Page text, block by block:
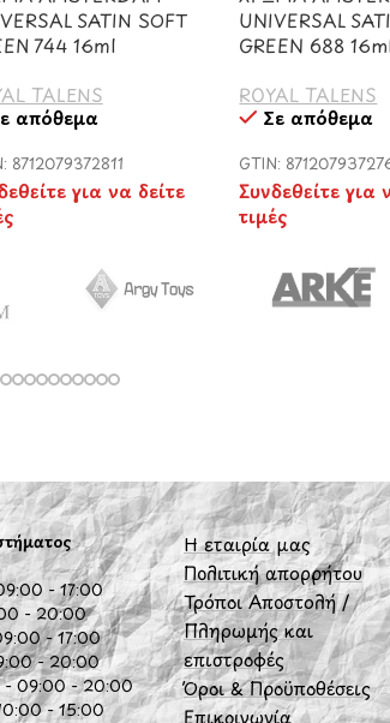
SATIN SOFT
744 16ml
TALENS
απόθεμα
8712079372811
για να δείτε
UNIVERSAL
GREEN 688
ROYAL TALENS
Σε απόθεμα
GTIN:
Συνδεθείτε για
τιμές
- 17:00
- 20:00
- 17:00
- 20:00
- 09:00 - 20:00
- 15:00
Η εταιρία μας
Πολιτική απορρήτου
Τρόποι Αποστολή /
Πληρωμής και
επιστροφές
Όροι & Προϋποθέσεις
Επικοινωνία